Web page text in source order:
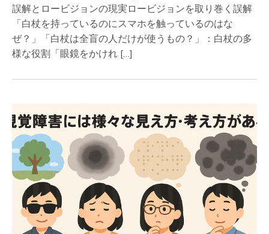
誤解とロービジョンの現実ロービジョンを取り巻く誤解
「白杖を持っているのにスマホを触っているのはな
ぜ？」「白杖は全盲の人だけが使うもの？」：白杖の多
様な役割「眼鏡をかけれ […]